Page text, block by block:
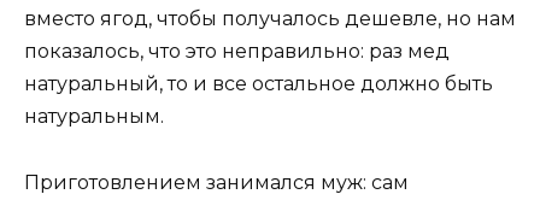
вместо ягод, чтобы получалось дешевле, но нам
показалось, что это неправильно: раз мед
натуральный, то и все остальное должно быть
натуральным.
Приготовлением занимался муж: сам